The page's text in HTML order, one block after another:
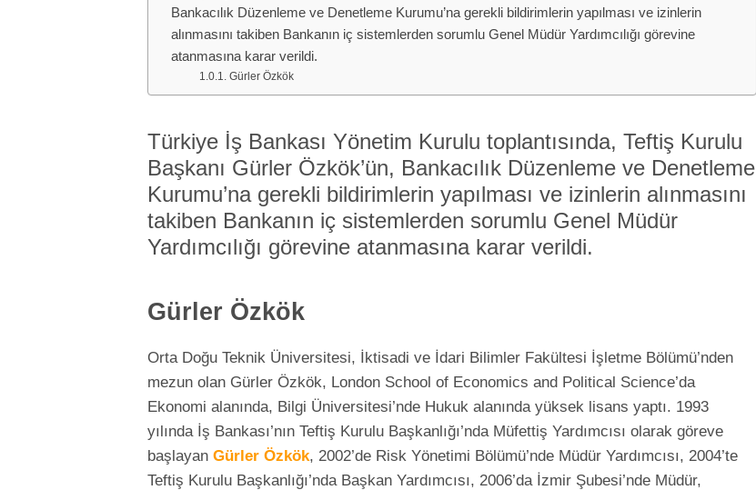
Bankacılık Düzenleme ve Denetleme Kurumu’na gerekli bildirimlerin yapılması ve izinlerin
alınmasını takiben Bankanın iç sistemlerden sorumlu Genel Müdür Yardımcılığı görevine
atanmasına karar verildi.
Gürler Özkök
Türkiye İş Bankası Yönetim Kurulu toplantısında, Teftiş Kurulu
Başkanı Gürler Özkök’ün, Bankacılık Düzenleme ve Denetleme
Kurumu’na gerekli bildirimlerin yapılması ve izinlerin alınmasını
takiben Bankanın iç sistemlerden sorumlu Genel Müdür
Yardımcılığı görevine atanmasına karar verildi.
Gürler Özkök
Orta Doğu Teknik Üniversitesi, İktisadi ve İdari Bilimler Fakültesi İşletme Bölümü’nden
mezun olan Gürler Özkök, London School of Economics and Political Science’da
Ekonomi alanında, Bilgi Üniversitesi’nde Hukuk alanında yüksek lisans yaptı. 1993
yılında İş Bankası’nın Teftiş Kurulu Başkanlığı’nda Müfettiş Yardımcısı olarak göreve
başlayan Gürler Özkök, 2002’de Risk Yönetimi Bölümü’nde Müdür Yardımcısı, 2004’te
Teftiş Kurulu Başkanlığı’nda Başkan Yardımcısı, 2006’da İzmir Şubesi’nde Müdür,